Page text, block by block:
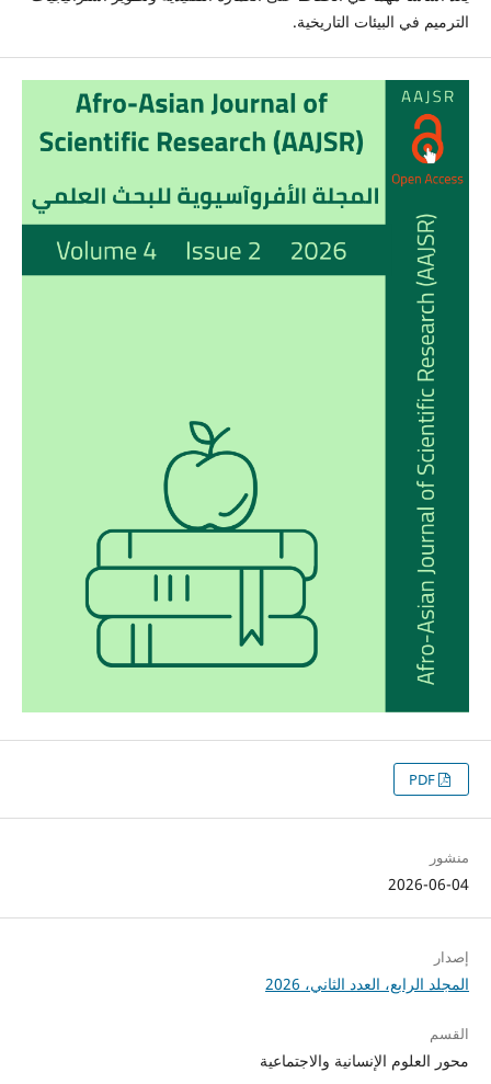
الترميم في البيئات التاريخية.
PDF
منشور
2026-06-04
إصدار
المجلد الرابع، العدد الثاني، 2026
القسم
محور العلوم الإنسانية والاجتماعية